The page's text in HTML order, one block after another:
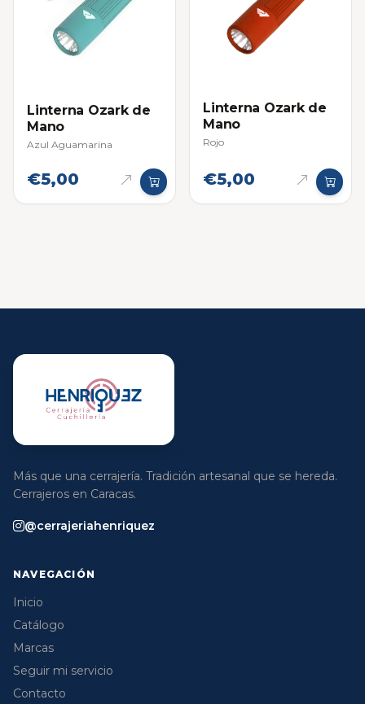
Linterna Ozark de
Mano
Azul Aguamarina
€5,00
Linterna Ozark de
Mano
Rojo
€5,00
Más que una cerrajería. Tradición artesanal que se hereda.
Cerrajeros en Caracas.
@cerrajeriahenriquez
NAVEGACIÓN
Inicio
Catálogo
Marcas
Seguir mi servicio
Contacto